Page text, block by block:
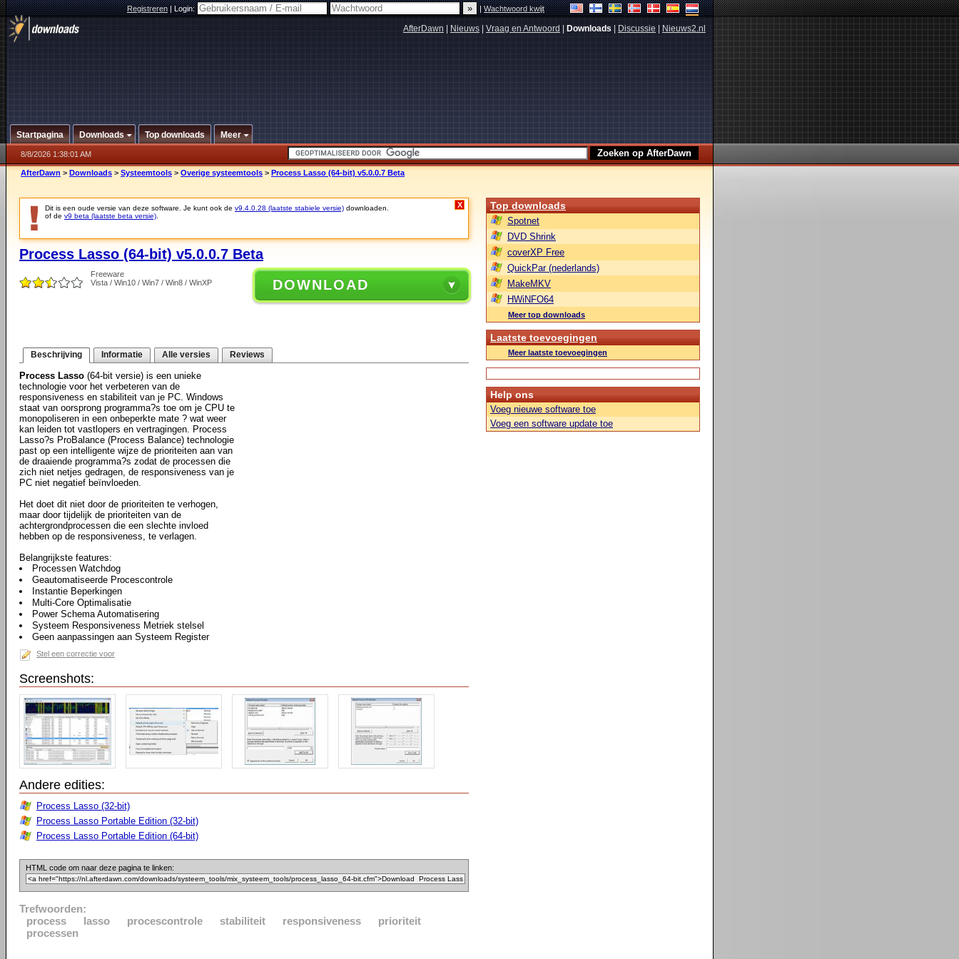
Registreren|Login: |Wachtwoord kwijt
AfterDawn Nieuws Vraag en Antwoord Downloads Discussie Nieuws2.nl
Startpagina Downloads Top downloads Meer
8/8/2026 1:38:01 AM
AfterDawn > Downloads > Systeemtools > Overige systeemtools > Process Lasso (64-bit) v5.0.0.7 Beta
Dit is een oude versie van deze software. Je kunt ook de v9.4.0.28 (laatste stabiele versie) downloaden.
of de v9 beta (laatste beta versie)
X
Process Lasso (64-bit) v5.0.0.7 Beta
Freeware
Vista / Win10 / Win7 / Win8 / WinXP
DOWNLOAD
Beschrijving Informatie Alle versies Reviews
Process Lasso (64-bit versie) is een unieke
technologie voor het verbeteren van de
responsiveness en stabiliteit van je PC. Windows
staat van oorsprong programma?s toe om je CPU te
monopoliseren in een onbeperkte mate ? wat weer
kan leiden tot vastlopers en vertragingen. Process
Lasso?s ProBalance (Process Balance) technologie
past op een intelligente wijze de prioriteiten aan van
de draaiende programma?s zodat de processen die
zich niet netjes gedragen, de responsiveness van je
PC niet negatief beïnvloeden.
Het doet dit niet door de prioriteiten te verhogen,
maar door tijdelijk de prioriteiten van de
achtergrondprocessen die een slechte invloed
hebben op de responsiveness, te verlagen.
Belangrijkste features:
Processen Watchdog
Geautomatiseerde Procescontrole
Instantie Beperkingen
Multi-Core Optimalisatie
Power Schema Automatisering
Systeem Responsiveness Metriek stelsel
Geen aanpassingen aan Systeem Register
Stel een correctie voor
Screenshots:
Andere edities:
Process Lasso (32-bit)
Process Lasso Portable Edition (32-bit)
Process Lasso Portable Edition (64-bit)
HTML code om naar deze pagina te linken:
Trefwoorden:
process
lasso procescontrole stabiliteit responsiveness
prioriteit
processen
Top downloads
Spotnet
DVD Shrink
coverXP Free
QuickPar (nederlands)
MakeMKV
HWiNFO64
Meer top downloads
Laatste toevoegingen
Meer laatste toevoegingen
Help ons
Voeg nieuwe software toe
Voeg een software update toe